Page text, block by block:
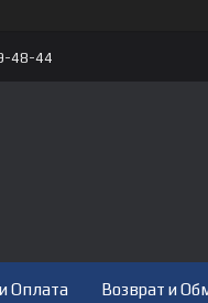
48-44
Оплата Возврат и